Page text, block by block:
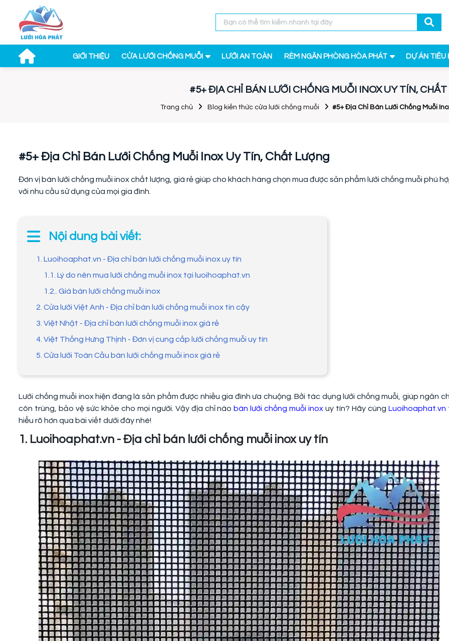
GIỚI THIỆU CỬA LƯỚI CHỐNG MUỖI LƯỚI AN TOÀN RÈM NGĂN PHÒNG HÒA PHÁT DỰ ÁN TIÊU
#5+ ĐỊA CHỈ BÁN LƯỚI CHỐNG MUỖI INOX UY TÍN,
Trang chủ Blog kiến thức cửa lưới chống muỗi #5+ Địa Chỉ Bán Lưới Chống Muỗi
#5+ Địa Chỉ Bán Lưới Chống Muỗi Inox Uy Tín, Chất Lượng
Đơn vị bán lưới chống muỗi inox chất lượng, giá rẻ giúp cho khách hàng chọn mua được sản phẩm lưới chống muỗi phù
với nhu cầu sử dụng của mọi gia đình.
Nội dung bài viết:
1. Luoihoaphat.vn - Địa chỉ bán lưới chống muỗi inox uy tín
1.1. Lý do nên mua lưới chống muỗi inox tại luoihoaphat.vn
1.2.. Giá bán lưới chống muỗi inox
2. Cửa lưới Việt Anh - Địa chỉ bán lưới chống muỗi inox tin cậy
3. Việt Nhật - Địa chỉ bán lưới chống muỗi inox giá rẻ
4. Việt Thống Hưng Thịnh - Đơn vị cung cấp lưới chống muỗi uy tín
5. Cửa lưới Toàn Cầu bán lưới chống muỗi inox giá rẻ
Lưới chống muỗi inox hiện đang là sản phẩm được nhiều gia đình ưa chuộng. Bởi tác dụng lưới chống muỗi, giúp ngăn
côn trùng, bảo vệ sức khỏe cho mọi người. Vậy địa chỉ nào bán lưới chống muỗi inox uy tín? Hãy cùngLuoihoaphat.vn
hiểu rõ hơn qua bài viết dưới đây nhé!
1. Luoihoaphat.vn - Địa chỉ bán lưới chống muỗi inox uy tín